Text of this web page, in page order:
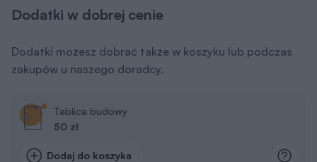
Dodatki w dobrej cenie
Dodatki możesz dobrać także w koszyku lub podczas
zakupów u naszego doradcy.
Tablica budowy
50 zł
Dodaj do koszyka